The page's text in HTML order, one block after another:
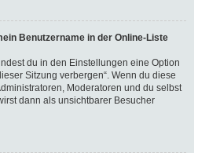
Benutzername in der Online-Liste
du in den Einstellungen eine Option
Sitzung verbergen“. Wenn du diese
Moderatoren und du selbst
dann als unsichtbarer Besucher